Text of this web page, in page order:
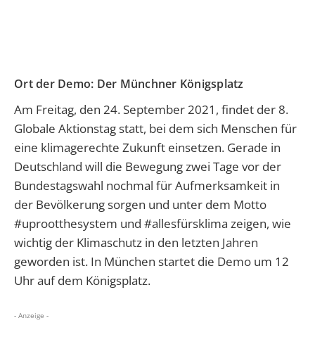
Ort der Demo: Der Münchner Königsplatz
Am Freitag, den 24. September 2021, findet der 8.
Globale Aktionstag statt, bei dem sich Menschen für
eine klimagerechte Zukunft einsetzen. Gerade in
Deutschland will die Bewegung zwei Tage vor der
Bundestagswahl nochmal für Aufmerksamkeit in
der Bevölkerung sorgen und unter dem Motto
#uprootthesystem und #allesfürsklima zeigen, wie
wichtig der Klimaschutz in den letzten Jahren
geworden ist. In München startet die Demo um 12
Uhr auf dem Königsplatz.
- Anzeige -